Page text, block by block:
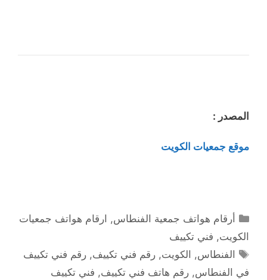
المصدر :
موقع جمعيات الكويت
التصنيفات
أرقام هواتف جمعية الفنطاس, ارقام هواتف جمعيات
الكويت, فني تكييف
الوسوم
الفنطاس, الكويت,رقم فني تكييف,رقم فني تكييف
في الفنطاس, رقم هاتف فني تكييف, فني تكييف